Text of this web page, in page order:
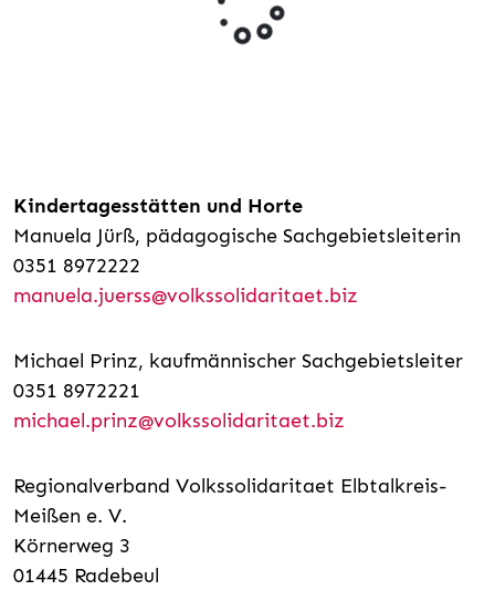
Kindertagesstätten und Horte
Manuela Jürß, pädagogische Sachgebietsleiterin
0351 8972222
manuela.juerss@volkssolidaritaet.biz
Michael Prinz, kaufmännischer Sachgebietsleiter
0351 8972221
michael.prinz@volkssolidaritaet.biz
Regionalverband Volkssolidaritaet Elbtalkreis-
Meißen e. V.
Körnerweg 3
01445 Radebeul